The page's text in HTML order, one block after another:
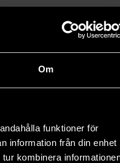
Om
funktioner för
information från din enhet
kombinera
finns enbart som 1 st i